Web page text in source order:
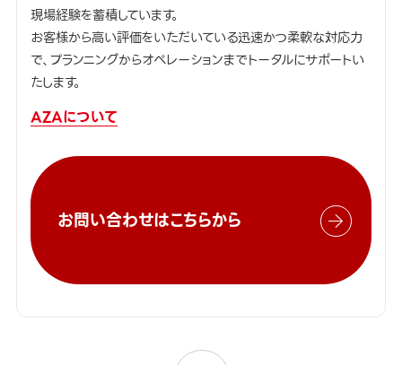
現場経験を蓄積しています。
お客様から高い評価をいただいている迅速かつ柔軟な対応力
で、プランニングからオペレーションまでトータルにサポートい
たします。
AZAについて
お問い合わせはこちらから